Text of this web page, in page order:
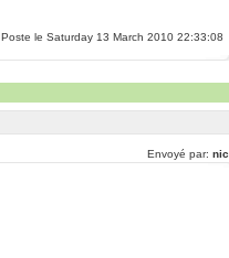
Poste le Saturday 13 March 2010 22:33:08
Envoyé par: